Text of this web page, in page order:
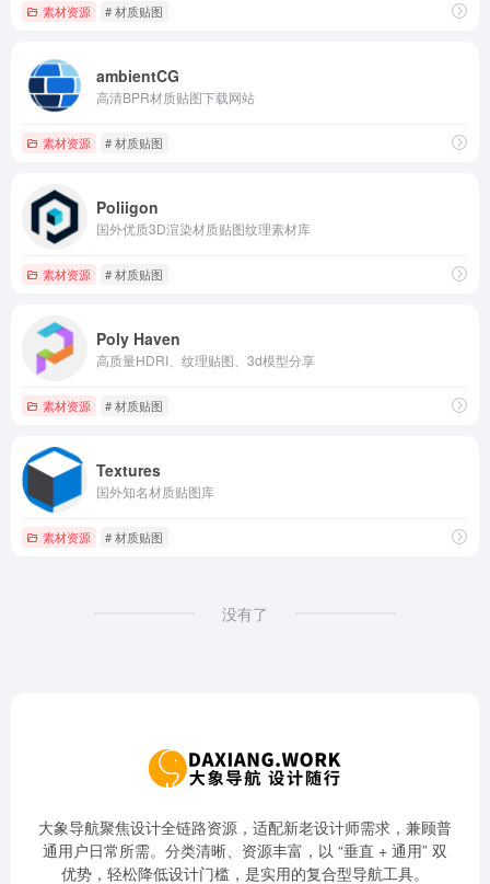
素材资源 # 材质贴图
ambientCG
高清BPR材质贴图下载网站
素材资源 # 材质贴图
Poliigon
国外优质3D渲染材质贴图纹理素材库
素材资源 # 材质贴图
Poly Haven
高质量HDRI、纹理贴图、3d模型分享
素材资源 # 材质贴图
Textures
国外知名材质贴图库
素材资源 # 材质贴图
没有了
大象导航聚焦设计全链路资源，适配新老设计师需求，兼顾普
通用户日常所需。分类清晰、资源丰富，以 “垂直 + 通用” 双
优势，轻松降低设计门槛，是实用的复合型导航工具。